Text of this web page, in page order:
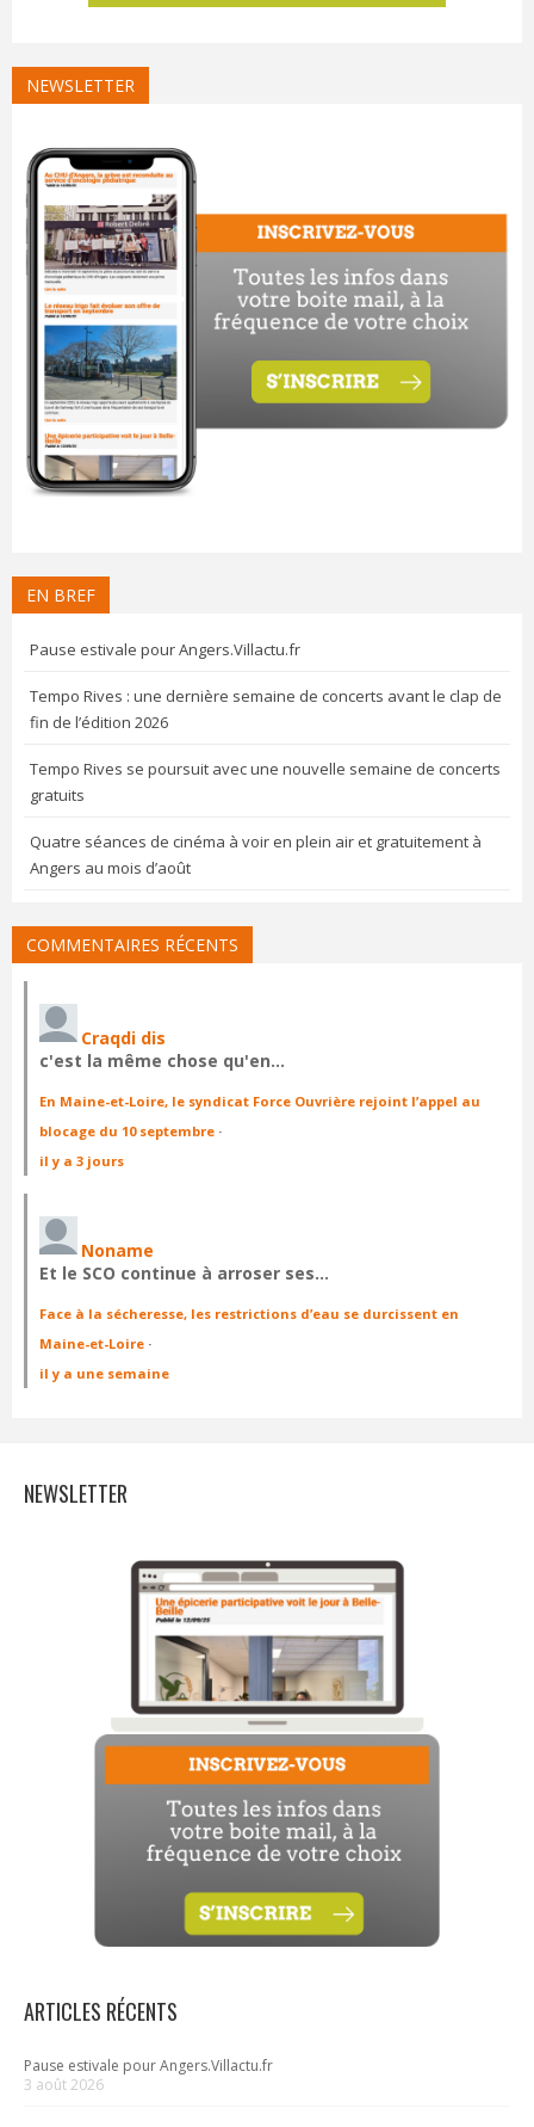
NEWSLETTER
EN BREF
Pause estivale pour Angers.Villactu.fr
Tempo Rives : une dernière semaine de concerts avant le clap de
fin de l’édition 2026
Tempo Rives se poursuit avec une nouvelle semaine de concerts
gratuits
Quatre séances de cinéma à voir en plein air et gratuitement à
Angers au mois d’août
COMMENTAIRES RÉCENTS
Craqdi dis
c'est la même chose qu'en…
En Maine-et-Loire, le syndicat Force Ouvrière rejoint l’appel au
blocage du 10 septembre ·
il y a 3 jours
Noname
Et le SCO continue à arroser ses…
Face à la sécheresse, les restrictions d’eau se durcissent en
Maine-et-Loire ·
il y a une semaine
NEWSLETTER
ARTICLES RÉCENTS
Pause estivale pour Angers.Villactu.fr
3 août 2026